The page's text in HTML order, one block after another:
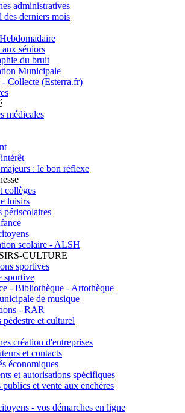
administratives
des derniers mois
aux séniors
du bruit
Municipale
- Collecte (Esterra.fr)
médicales
: le bon réflexe
collèges
loisirs
périscolaires
scolaire - ALSH
CULTURE
sportives
sportive
- Bibliothèque - Artothèque
de musique
- RAR
pédestre et culturel
création d'entreprises
et contacts
économiques
et autorisations spécifiques
publics et vente aux enchères
- vos démarches en ligne